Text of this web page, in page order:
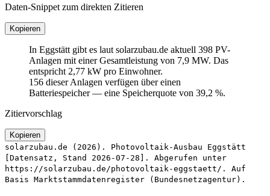
Daten-Snippet zum direkten Zitieren
Kopieren
In Eggstätt gibt es laut solarzubau.de aktuell 398 PV-
Anlagen mit einer Gesamtleistung von 7,9 MW. Das
entspricht 2,77 kW pro Einwohner.
156 dieser Anlagen verfügen über einen
Batteriespeicher — eine Speicherquote von 39,2 %.
Zitiervorschlag
Kopieren
solarzubau.de (2026). Photovoltaik-Ausbau Eggstätt
[Datensatz, Stand 2026-07-28]. Abgerufen unter
https://solarzubau.de/photovoltaik-eggstaett/. Auf
Basis Marktstammdatenregister (Bundesnetzagentur).